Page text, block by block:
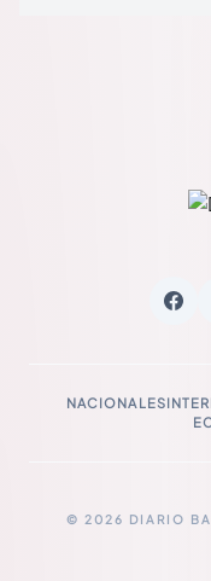
NACIONALES
© 2026 DIARIO